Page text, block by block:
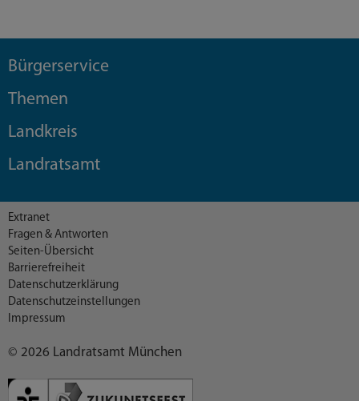
Bürgerservice
Themen
Landkreis
Landratsamt
© 2026 Landratsamt München
Extranet
Fragen & Antworten
Seiten-Übersicht
Barrierefreiheit
Datenschutzerklärung
Datenschutzeinstellungen
Impressum